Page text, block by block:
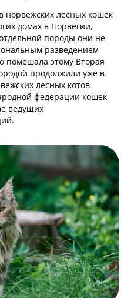
норвежских лесных кошек
домах в Норвегии,
породы они не
разведением
помешала этому Вторая
продолжили уже в
лесных котов
федерации кошек
ведущих